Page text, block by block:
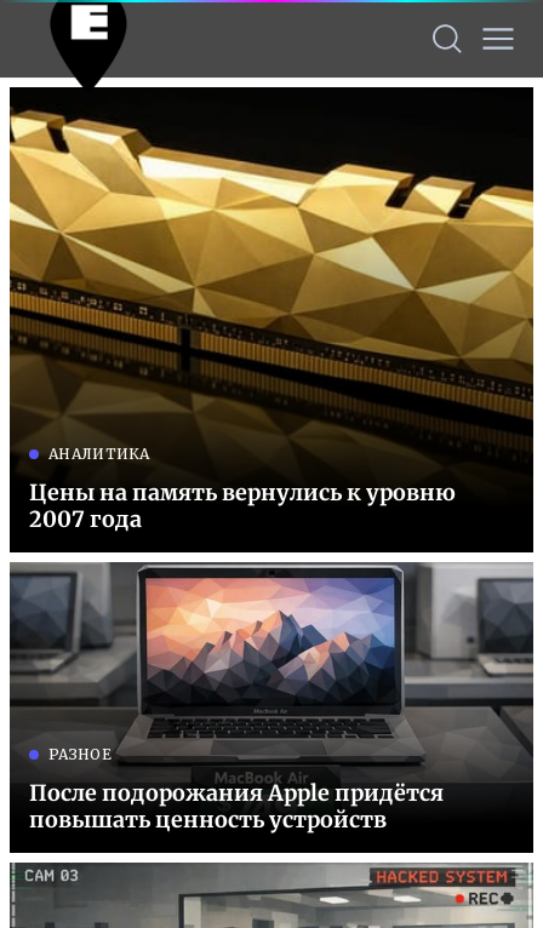
АНАЛИТИКА
Цены на память вернулись к уровню
2007 года
РАЗНОЕ
После подорожания Apple придётся
повышать ценность устройств